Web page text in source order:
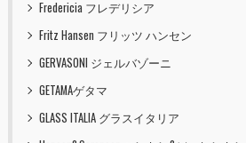
Fredericia フレデリシア
Fritz Hansen フリッツ ハンセン
GERVASONI ジェルバゾーニ
GETAMAゲタマ
GLASS ITALIA グラスイタリア